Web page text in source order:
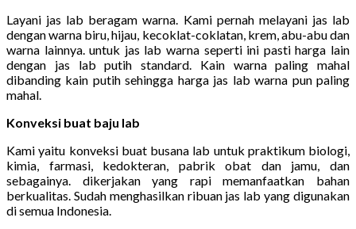
Layani jas lab beragam warna. Kami pernah melayani jas lab
dengan warna biru, hijau, kecoklat-coklatan, krem, abu-abu dan
warna lainnya. untuk jas lab warna seperti ini pasti harga lain
dengan jas lab putih standard. Kain warna paling mahal
dibanding kain putih sehingga harga jas lab warna pun paling
mahal.
Konveksi buat baju lab
Kami yaitu konveksi buat busana lab untuk praktikum biologi,
kimia, farmasi, kedokteran, pabrik obat dan jamu, dan
sebagainya. dikerjakan yang rapi memanfaatkan bahan
berkualitas. Sudah menghasilkan ribuan jas lab yang digunakan
di semua Indonesia.